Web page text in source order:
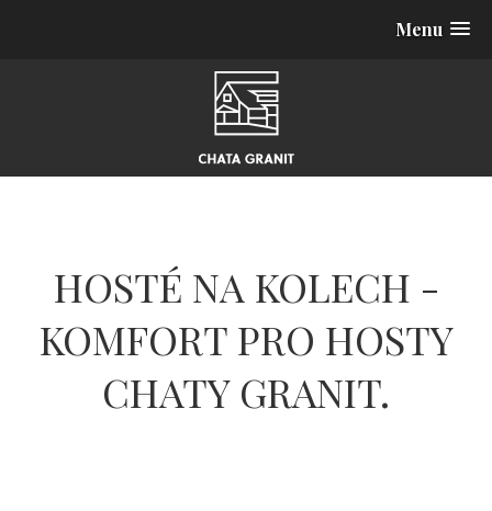
Menu
HOSTÉ NA KOLECH -
KOMFORT PRO HOSTY
CHATY GRANIT.